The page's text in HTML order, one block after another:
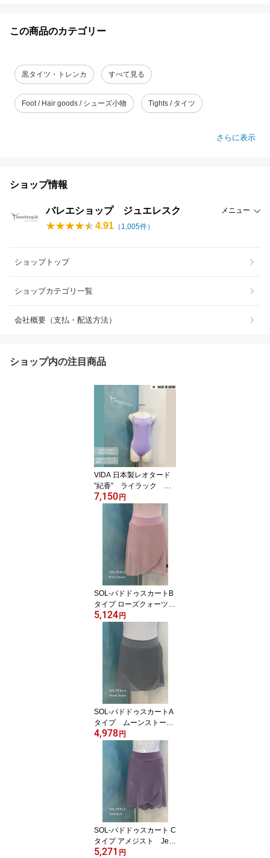
この商品のカテゴリー
黒タイツ・トレンカ すべて見る
Foot / Hair goods / シューズ小物 Tights / タイツ
さらに表示
ショップ情報
バレエショップ ジュエレスク メニュー
4.91 （ 1,005件）
ショップトップ
ショップカテゴリ一覧
会社概要（支払・配送方法）
ショップ内の注目商品
VIDA 日本製レオタード
”紀香” ライラック キ
ャミソールレオタード
7,150 円
SOL-パドドゥスカートB
タイプ ローズクォーツ
Jewelesqueオリジナルs
ol-pdd-b-rosequartz
5,124 円
SOL-パドドゥスカートA
タイプ ムーンストーン
Jewelesqueオリジナルs
ol-pdd-a-moonstone
4,978 円
SOL-パドドゥスカート C
タイプ アメジスト Jew
elesqueオリジナルsol-p
5,271 円